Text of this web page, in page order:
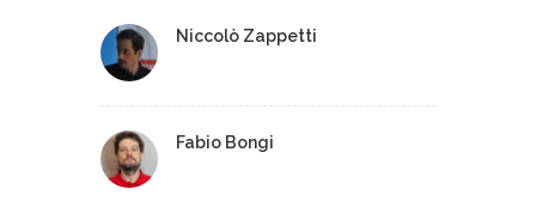
Niccolò Zappetti
Fabio Bongi